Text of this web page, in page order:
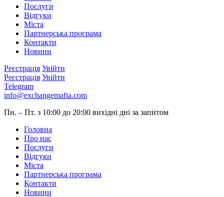
Послуги
Відгуки
Міста
Партнерська програма
Контакти
Новини
Реєстрація Увійти
Реєстрація Увійти
Telegram
info@exchangemafia.com
Пн. – Пт. з 10:00 до 20:00 вихідні дні за запитом
Головна
Про нас
Послуги
Відгуки
Міста
Партнерська програма
Контакти
Новини